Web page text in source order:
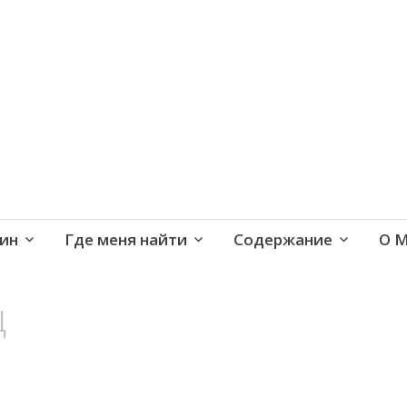
Где меня найти Содержание О